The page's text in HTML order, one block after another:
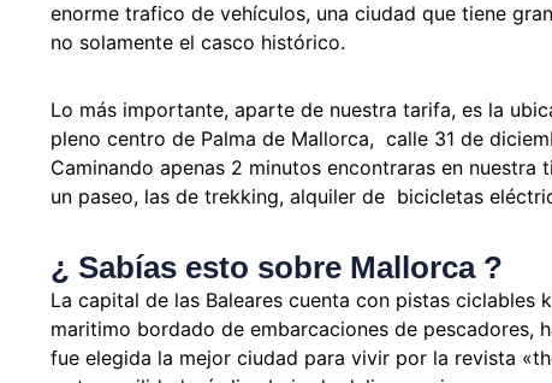
enorme trafico de vehículos, una ciudad que tiene
no solamente el casco histórico.
Lo más importante, aparte de nuestra tarifa, es la
pleno centro de Palma de Mallorca, calle 31 de
Caminando apenas 2 minutos encontraras en
un paseo, las de trekking, alquiler de bicicletas
¿ Sabías esto sobre Mallorca ?
La capital de las Baleares cuenta con pistas
maritimo bordado de embarcaciones de pescadores,
fue elegida la mejor ciudad para vivir por la revista